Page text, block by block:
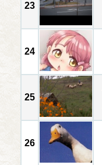
23
24
25
26